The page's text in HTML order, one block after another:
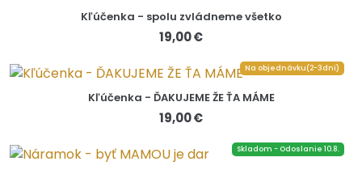
Kľúčenka - spolu zvládneme všetko
19,00 €
Na objednávku(2-3dni)
Kľúčenka - ĎAKUJEME ŽE ŤA MÁME
19,00 €
Skladom - Odoslanie 10.8.